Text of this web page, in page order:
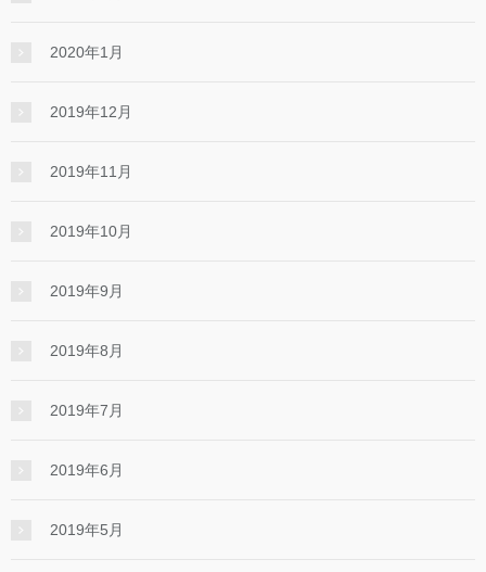
2020年1月
2019年12月
2019年11月
2019年10月
2019年9月
2019年8月
2019年7月
2019年6月
2019年5月